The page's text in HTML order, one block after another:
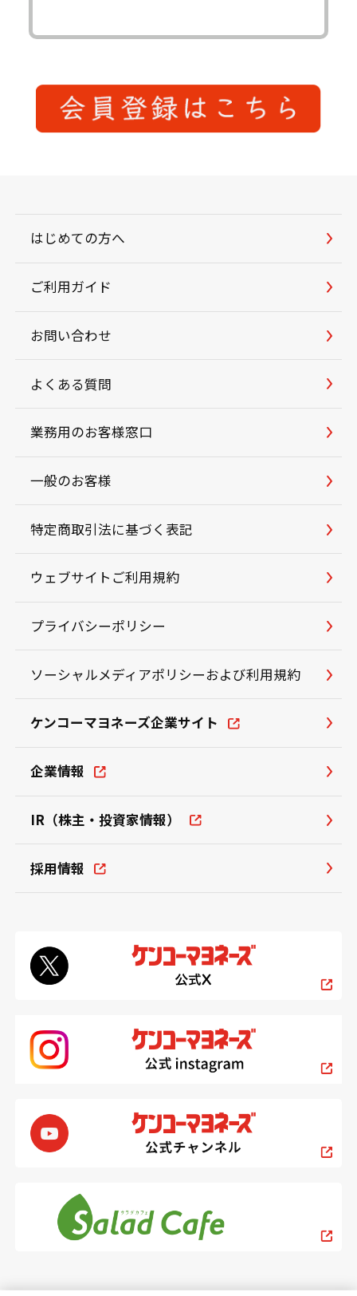
はじめての方へ
ご利用ガイド
お問い合わせ
よくある質問
業務用のお客様窓口
一般のお客様
特定商取引法に基づく表記
ウェブサイトご利用規約
プライバシーポリシー
ソーシャルメディアポリシーおよび利用規約
ケンコーマヨネーズ企業サイト
企業情報
IR（株主・投資家情報）
採用情報